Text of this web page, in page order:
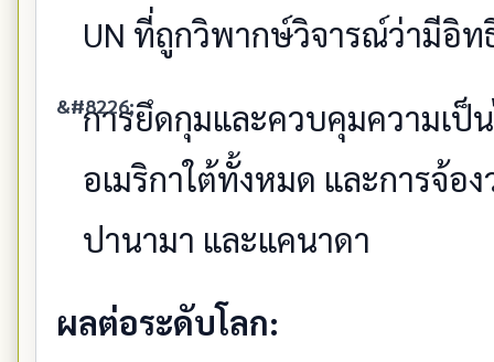
UN ที่ถูกวิพากษ์วิจารณ์ว่ามีอิ
การยึดกุมและควบคุมความเป็
อเมริกาใต้ทั้งหมด และการจ้อ
ปานามา และแคนาดา
ผลต่อระดับโลก: